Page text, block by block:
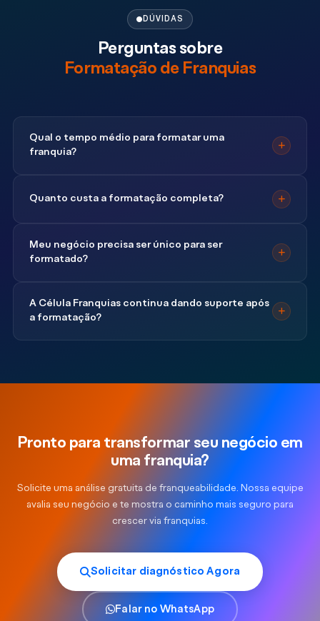
DÚVIDAS
Perguntas sobre
Formatação de Franquias
Qual o tempo médio para formatar uma
franquia?
Quanto custa a formatação completa?
Meu negócio precisa ser único para ser
formatado?
A Célula Franquias continua dando suporte após
a formatação?
Pronto para transformar seu negócio em
uma franquia?
Solicite uma análise gratuita de franqueabilidade. Nossa equipe
avalia seu negócio e te mostra o caminho mais seguro para
crescer via franquias.
Solicitar diagnóstico Agora
Falar no WhatsApp